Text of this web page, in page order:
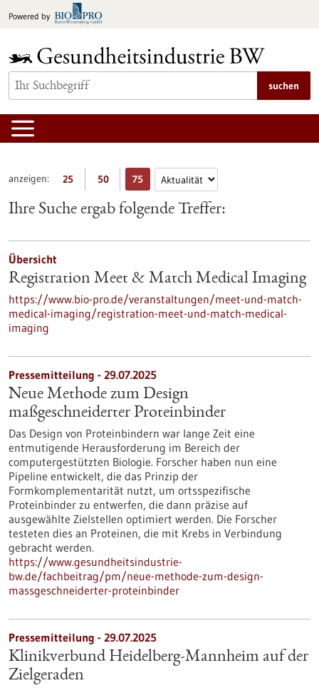
Inhalt
Powered by
suchen
anzeigen: 25 50 75
Ihre Suche ergab folgende Treffer:
Übersicht
Registration Meet & Match Medical Imaging
https://www.bio-pro.de/veranstaltungen/meet-und-match-
medical-imaging/registration-meet-und-match-medical-
imaging
Pressemitteilung - 29.07.2025
Neue Methode zum Design
maßgeschneiderter Proteinbinder
Das Design von Proteinbindern war lange Zeit eine
entmutigende Herausforderung im Bereich der
computergestützten Biologie. Forscher haben nun eine
Pipeline entwickelt, die das Prinzip der
Formkomplementarität nutzt, um ortsspezifische
Proteinbinder zu entwerfen, die dann präzise auf
ausgewählte Zielstellen optimiert werden. Die Forscher
testeten dies an Proteinen, die mit Krebs in Verbindung
gebracht werden.
https://www.gesundheitsindustrie-
bw.de/fachbeitrag/pm/neue-methode-zum-design-
massgeschneiderter-proteinbinder
Pressemitteilung - 29.07.2025
Klinikverbund Heidelberg-Mannheim auf der
Zielgeraden